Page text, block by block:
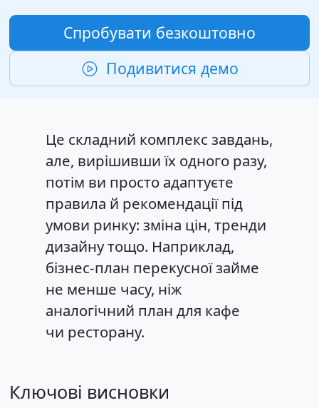
Спробувати безкоштовно
Подивитися демо
Це складний комплекс завдань,
але, вирішивши їх одного разу,
потім ви просто адаптуєте
правила й рекомендації під
умови ринку: зміна цін, тренди
дизайну тощо. Наприклад,
бізнес-план перекусної займе
не менше часу, ніж
аналогічний план для кафе
чи ресторану.
Ключові висновки